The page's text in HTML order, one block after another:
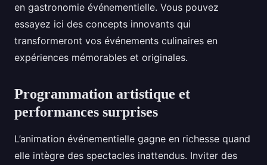
en gastronomie événementielle. Vous pouvez
essayez ici des concepts innovants qui
transformeront vos événements culinaires en
expériences mémorables et originales.
Programmation artistique et
performances surprises
L’animation événementielle gagne en richesse quand
elle intègre des spectacles inattendus. Inviter des